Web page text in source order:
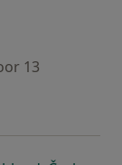
de inicio
13